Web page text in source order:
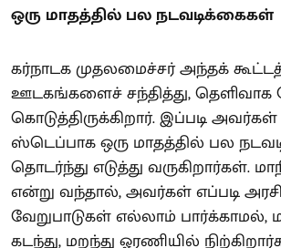
ஒரு மாதத்தில் பல நடவடிக்கைகள்
கர்நாடக முதலமைச்சர் அந்தக்
ஊடகங்களைச் சந்தித்து, தெளிவாக
கொடுத்திருக்கிறார். இப்படி
ஸ்டெப்பாக ஒரு மாதத்தில் பல
தொடர்ந்து எடுத்து வருகிறார்கள்.
என்று வந்தால், அவர்கள் எப்படி
வேறுபாடுகள் எல்லாம் பார்க்காமல்,
கடந்து, மறந்து ஓரணியில்